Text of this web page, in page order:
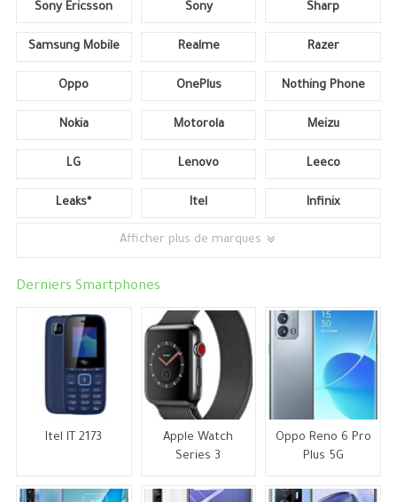
Sony Ericsson Sony Sharp
Samsung Mobile Realme Razer
Oppo OnePlus Nothing Phone
Nokia Motorola Meizu
LG Lenovo Leeco
Leaks* Itel Infinix
Afficher plus de marques
Derniers Smartphones
Itel IT 2173
Apple Watch
Series 3
Oppo Reno 6 Pro
Plus 5G